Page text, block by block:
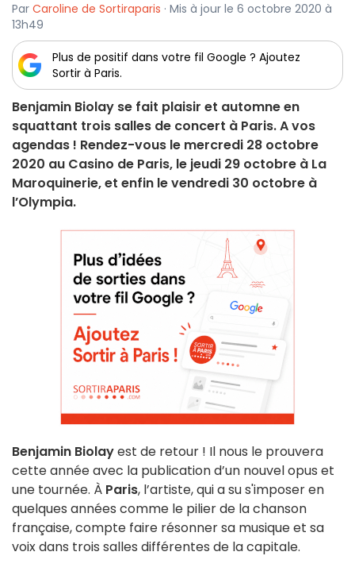
Par Caroline de Sortiraparis · Mis à jour le 6 octobre 2020 à
13h49
Plus de positif dans votre fil Google ? Ajoutez
Sortir à Paris.
Benjamin Biolay se fait plaisir et automne en
squattant trois salles de concert à Paris. A vos
agendas ! Rendez-vous le mercredi 28 octobre
2020 au Casino de Paris, le jeudi 29 octobre à La
Maroquinerie, et enfin le vendredi 30 octobre à
l’Olympia.
Benjamin Biolayest de retour ! Il nous le prouvera
cette année avec la publication d’un nouvel opus et
une tournée. À Paris, l’artiste, qui a su s'imposer en
quelques années comme le pilier de la chanson
française, compte faire résonner sa musique et sa
voix dans trois salles différentes de la capitale.